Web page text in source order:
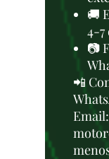
🚚
4-7
📷
📲